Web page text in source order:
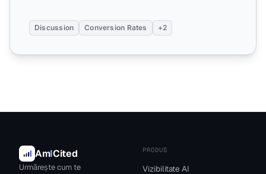
Discussion Conversion Rates +2
AmICited
Urmărește cum te
PRODUS
Vizibilitate AI